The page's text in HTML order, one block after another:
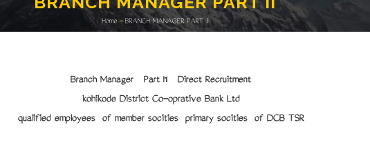
Breadcrumb
Home - BRANCH MANAGER PART Ii
Branch Manager Part I1 Direct Recruitment
kozhikode District Co-oprative Bank Ltd
qualified employees of member socities primary socities of DCB TSR